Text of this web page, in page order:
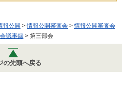
報公開 >情報公開審査会 >情報公開審査会
議事録 > 第三部会
の先頭へ戻る